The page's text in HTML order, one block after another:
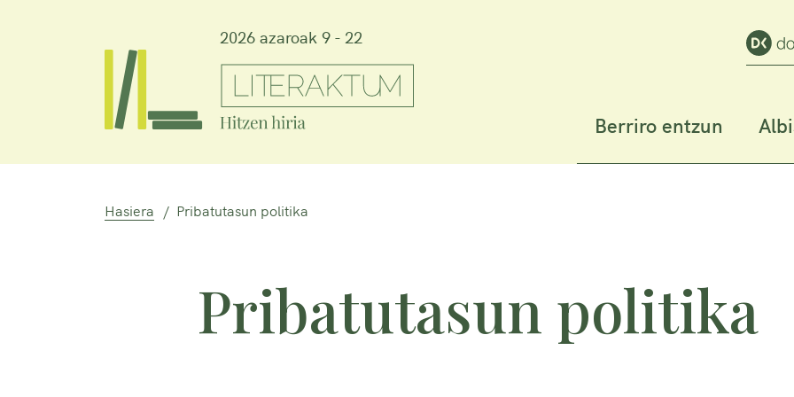
2026 azaroak 9 - 22
Berriro entzun
Hasiera Pribatutasun politika
Pribatutasun politika